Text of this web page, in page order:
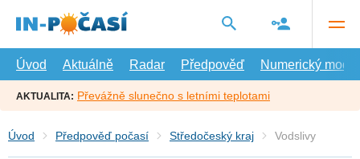
hlavní
Úvod
Aktuálně Radar Předpověď Numerický model
AKTUALITA: Převážně slunečno s letními teplotami
Úvod Předpověď počasí Středočeský kraj Vodslivy